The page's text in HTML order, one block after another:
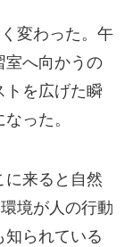
変わった。午
室へ向かうの
トを広げた瞬
った。
に来ると自然
境が人の行動
知られている